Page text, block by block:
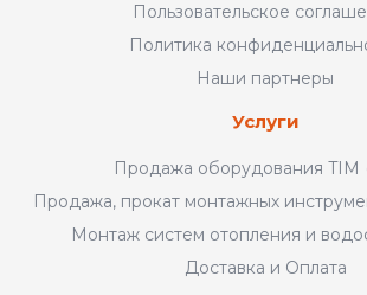
Пользовательское
Политика
Наши партнеры
Услуги
Продажа оборудования
Продажа, прокат монтажных
Монтаж систем отопления и
Доставка и Оплата